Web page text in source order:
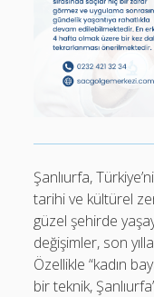
Şanlıurfa,
tarihi ve kültürel
güzel şehirde
değişimler, son
Özellikle “kadın
bir teknik,